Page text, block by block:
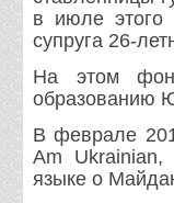
в июле
супруга 26-
На этом
образованию
В феврале
Am Ukrainian,
языке о